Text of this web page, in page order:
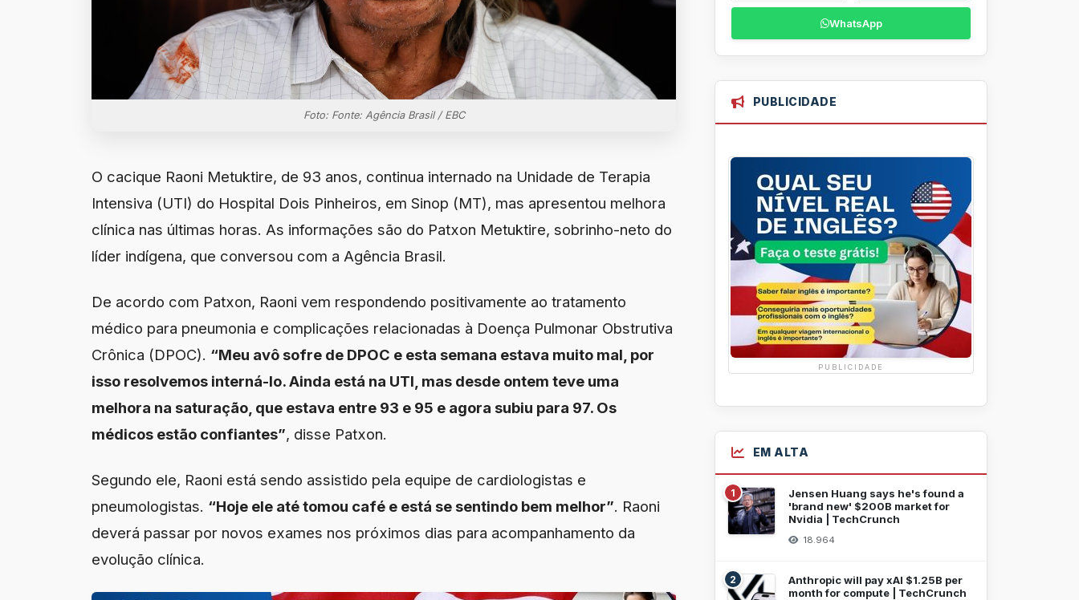
Foto: Fonte: Agência Brasil / EBC
O cacique Raoni Metuktire, de 93 anos, continua internado na Unidade de Terapia
Intensiva (UTI) do Hospital Dois Pinheiros, em Sinop (MT), mas apresentou melhora
clínica nas últimas horas. As informações são do Patxon Metuktire, sobrinho-neto do
líder indígena, que conversou com a Agência Brasil.
De acordo com Patxon, Raoni vem respondendo positivamente ao tratamento
médico para pneumonia e complicações relacionadas à Doença Pulmonar Obstrutiva
Crônica (DPOC). “Meu avô sofre de DPOC e esta semana estava muito mal, por
isso resolvemos interná-lo. Ainda está na UTI, mas desde ontem teve uma
melhora na saturação, que estava entre 93 e 95 e agora subiu para 97. Os
médicos estão confiantes”, disse Patxon.
Segundo ele, Raoni está sendo assistido pela equipe de cardiologistas e
pneumologistas. “Hoje ele até tomou café e está se sentindo bem melhor”. Raoni
deverá passar por novos exames nos próximos dias para acompanhamento da
evolução clínica.
WhatsApp
PUBLICIDADE
PUBLICIDADE
EM ALTA
1
Jensen Huang says he's found a
'brand new' $200B market for
Nvidia | TechCrunch
18.964
2
Anthropic will pay xAI $1.25B per
month for compute | TechCrunch